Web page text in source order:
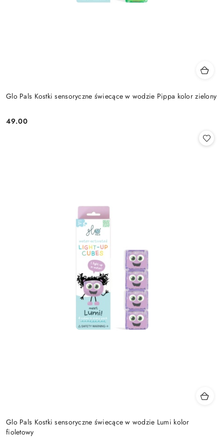
Glo Pals Kostki sensoryczne świecące w wodzie Pippa kolor zielony
Cena:
49.00
Glo Pals Kostki sensoryczne świecące w wodzie Lumi kolor
fioletowy